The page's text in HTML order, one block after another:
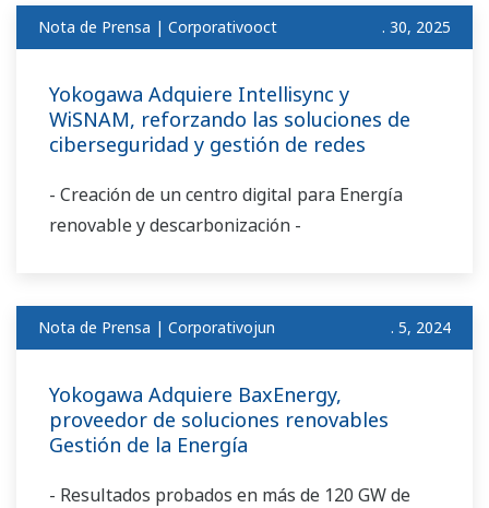
Nota de Prensa | Corporativooct . 30, 2025
Yokogawa Adquiere Intellisync y
WiSNAM, reforzando las soluciones de
ciberseguridad y gestión de redes
- Creación de un centro digital para Energía
renovable y descarbonización -
Nota de Prensa | Corporativojun . 5, 2024
Yokogawa Adquiere BaxEnergy,
proveedor de soluciones renovables
Gestión de la Energía
- Resultados probados en más de 120 GW de